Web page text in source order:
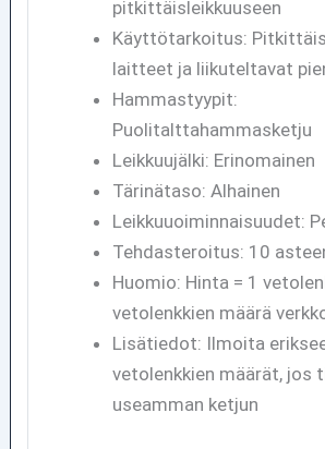
pitkittäisleikkuuseen
Käyttötarkoitus:
laitteet ja liikuteltavat
Hammastyypit:
Puolitalttahammasketju
Leikkuujälki: Erinomainen
Tärinätaso: Alhainen
Leikkuuoiminnaisuudet:
Tehdasteroitus: 10
Huomio: Hinta = 1
vetolenkkien määrä
Lisätiedot: Ilmoita
vetolenkkien määrät, jos
useamman ketjun